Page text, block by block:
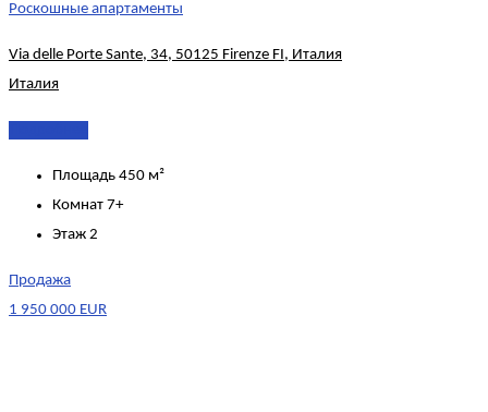
Роскошные апартаменты
Via delle Porte Sante, 34, 50125 Firenze FI, Италия
Италия
Площадь 450 м²
Комнат 7+
Этаж 2
Продажа
1 950 000 EUR